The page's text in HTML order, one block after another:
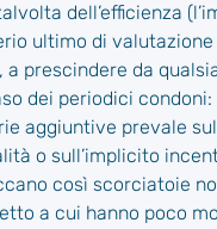
dell’efficienza
ultimo di valutazione
prescindere da
dei periodici
aggiuntive prevale
o sull’implicito
così scorciatoie
a cui hanno poco